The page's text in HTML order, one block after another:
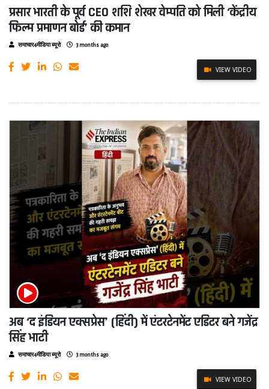
प्रसार भारती के पूर्व CEO शशि शेखर वेम्पति को मिली ‘केंद्रीय
फिल्म प्रमाणन बोर्ड’ की कमान
समाचार4मीडिया ब्यूरो 3 months ago
VIEW VIDEO
अब ‘द इंडियन एक्सप्रेस’ (हिंदी) में एंटरटेनमेंट एडिटर बने गजेंद्र
सिंह भाटी
समाचार4मीडिया ब्यूरो 3 months ago
VIEW VIDEO